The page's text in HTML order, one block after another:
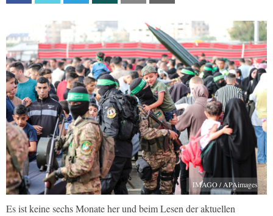
IMAGO / APAimages
Es ist keine sechs Monate her und beim Lesen der aktuellen